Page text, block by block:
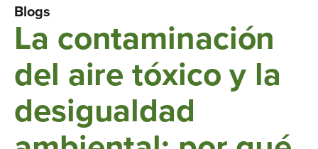
Blogs
La contaminación
del aire tóxico y la
desigualdad